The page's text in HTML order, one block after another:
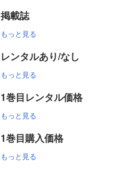
掲載誌
もっと見る
レンタルあり/なし
もっと見る
1巻目レンタル価格
もっと見る
1巻目購入価格
もっと見る